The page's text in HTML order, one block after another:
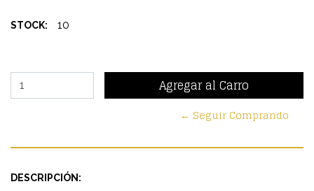
STOCK: 10
← Seguir Comprando
DESCRIPCIÓN: